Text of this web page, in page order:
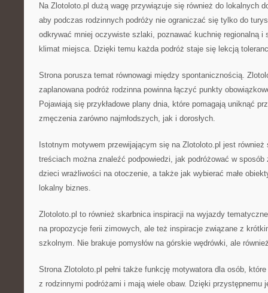
Na Zlotoloto.pl dużą wagę przywiązuje się również do lokalnych
aby podczas rodzinnych podróży nie ograniczać się tylko do
odkrywać mniej oczywiste szlaki, poznawać kuchnię regionalną
klimat miejsca. Dzięki temu każda podróż staje się lekcją
Strona porusza temat równowagi między spontanicznością.
zaplanowana podróż rodzinna powinna łączyć punkty
Pojawiają się przykładowe plany dnia, które pomagają uniknąć
zmęczenia zarówno najmłodszych, jak i dorosłych.
Istotnym motywem przewijającym się na Zlotoloto.pl jest również
treściach można znaleźć podpowiedzi, jak podróżować w
dzieci wrażliwości na otoczenie, a także jak wybierać małe
lokalny biznes.
Zlotoloto.pl to również skarbnica inspiracji na wyjazdy
na propozycje ferii zimowych, ale też inspiracje związane z
szkolnym. Nie brakuje pomysłów na górskie wędrówki, ale
Strona Zlotoloto.pl pełni także funkcję motywatora dla osób,
z rodzinnymi podróżami i mają wiele obaw. Dzięki przystępnemu